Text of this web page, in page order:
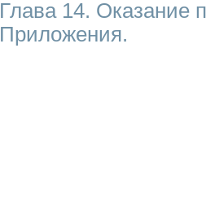
Глава 14. Оказание
Приложения.